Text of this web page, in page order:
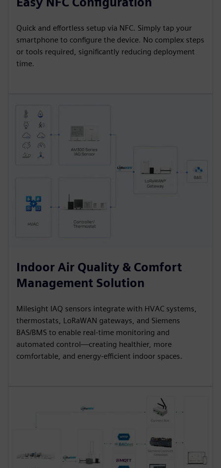
Quick and effortless setup via NFC. Simply tap your
smartphone to configure the device. No complex steps
or tools required, significantly reducing deployment
time.
Indoor Air Quality & Comfort
Management Solution
Milesight IAQ sensors integrate with HVAC systems,
thermostats, LoRaWAN gateways, and Siemens
BAS/BMS to enable real-time monitoring and
automated control—creating healthier, more
comfortable, and energy-efficient indoor spaces.